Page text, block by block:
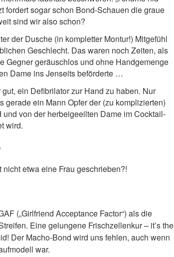
fordert sogar schon Bond-Schauen die graue
sind wir also schon?
der Dusche (in kompletter Montur!) Mitgefühl
Geschlecht. Das waren noch Zeiten, als
Gegner geräuschlos und ohne Handgemenge
Dame ins Jenseits beförderte …
gut, ein Defibrilator zur Hand zu haben. Nur
gerade ein Mann Opfer der (zu komplizierten)
und von der herbeigeeilten Dame im Cocktail-
wird.
nicht etwa eine Frau geschrieben?!
(„Girlfriend Acceptance Factor“) als die
Eine gelungene Frischzellenkur – it’s the
Der Macho-Bond wird uns fehlen, auch wenn
war.